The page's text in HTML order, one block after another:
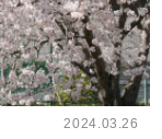
2024.03.26